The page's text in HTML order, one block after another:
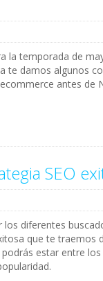
la temporada de
te damos algunos
antes de
SEO
diferentes
que te traemos
estar entre